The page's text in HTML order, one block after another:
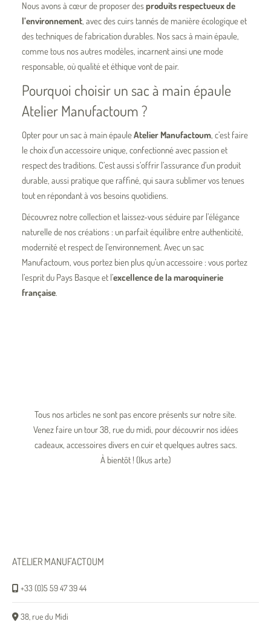
Nous avons à cœur de proposer desproduits respectueux de
l’environnement, avec des cuirs tannés de manière écologique et
des techniques de fabrication durables. Nos sacs à main épaule,
comme tous nos autres modèles, incarnent ainsi une mode
responsable, où qualité et éthique vont de pair.
Pourquoi choisir un sac à main épaule
Atelier Manufactoum ?
Opter pour un sac à main épauleAtelier Manufactoum, c’est faire
le choix d’un accessoire unique, confectionné avec passion et
respect des traditions. C’est aussi s’offrir l’assurance d’un produit
durable, aussi pratique que raffiné, qui saura sublimer vos tenues
tout en répondant à vos besoins quotidiens.
Découvrez notre collection et laissez-vous séduire par l’élégance
naturelle de nos créations : un parfait équilibre entre authenticité,
modernité et respect de l’environnement. Avec un sac
Manufactoum, vous portez bien plus qu’un accessoire : vous portez
l’esprit du Pays Basque et l’excellence de la maroquinerie
française.
Tous nos articles ne sont pas encore présents sur notre site.
Venez faire un tour 38, rue du midi, pour découvrir nos idées
cadeaux, accessoires divers en cuir et quelques autres sacs.
À bientôt ! (Ikus arte)
ATELIER MANUFACTOUM
+33 (0)5 59 47 39 44
38, rue du Midi